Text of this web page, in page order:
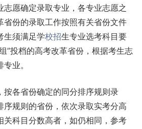
志愿确定录取专业，各专业志愿之
省份的录取工作按照有关省份文件
生须满足学校招生专业选考科目要
”投档的高考改革省份，根据考生志
业。
按各省份确定的同分排序规则录
序规则的省份，依次录取实考分高
关科目分数高者，如仍相同，参考